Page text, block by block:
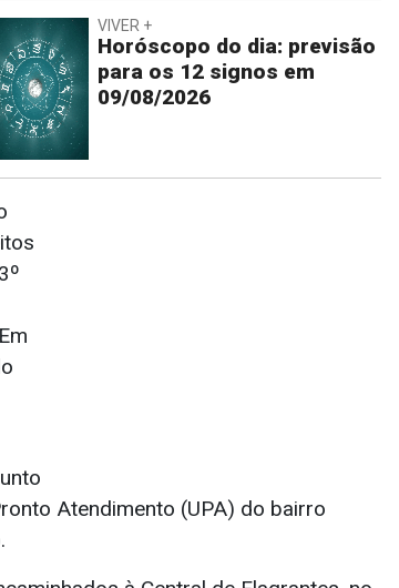
VIVER +
Horóscopo do dia: previsão
para os 12 signos em
09/08/2026
Atendimento (UPA) do bairro